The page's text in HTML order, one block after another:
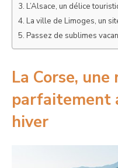
L’Alsace, un délice
La ville de Limoges, un
Passez de sublimes
La Corse,
parfaitement
hiver